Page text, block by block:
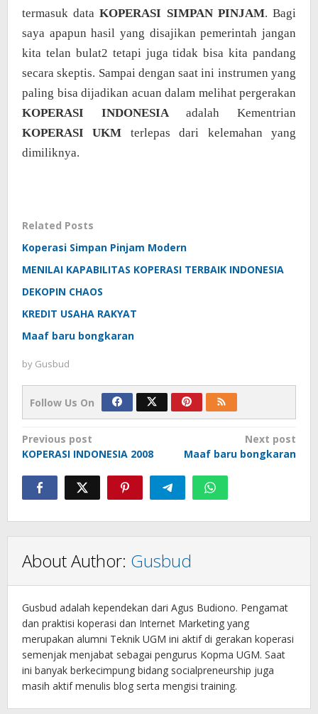
termasuk dataKOPERASI SIMPAN PINJAM. Bagi
saya apapun hasil yang disajikan pemerintah jangan
kita telan bulat2 tetapi juga tidak bisa kita pandang
secara skeptis. Sampai dengan saat ini instrumen yang
paling bisa dijadikan acuan dalam melihat pergerakan
KOPERASI INDONESIAadalah Kementrian
KOPERASI UKM terlepas dari kelemahan yang
dimiliknya.
Related Posts
Koperasi Simpan Pinjam Modern
MENILAI KAPABILITAS KOPERASI TERBAIK INDONESIA
DEKOPIN CHAOS
KREDIT USAHA RAKYAT
Maaf baru bongkaran
by Gusbud
Follow Us On
Post
navigation
Previous post
KOPERASI INDONESIA 2008
Next post
Maaf baru bongkaran
About Author: Gusbud
Gusbud adalah kependekan dari Agus Budiono. Pengamat
dan praktisi koperasi dan Internet Marketing yang
merupakan alumni Teknik UGM ini aktif di gerakan koperasi
semenjak menjabat sebagai pengurus Kopma UGM. Saat
ini banyak berkecimpung bidang socialpreneurship juga
masih aktif menulis blog serta mengisi training.